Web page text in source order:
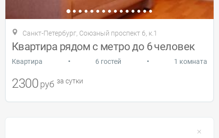
Санкт-Петербург, Союзный проспект 6, к.1
Квартира рядом с метро до 6 человек
Квартира • 6 гостей • 1 комната
2300 руб за сутки